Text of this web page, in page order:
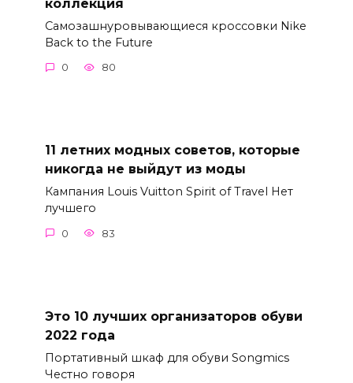
Самозашнуровывающиеся кроссовки Nike
Back to the Future
0 80
11 летних модных советов, которые
никогда не выйдут из моды
Кампания Louis Vuitton Spirit of Travel Нет
лучшего
0 83
Это 10 лучших организаторов обуви
2022 года
Портативный шкаф для обуви Songmics
Честно говоря